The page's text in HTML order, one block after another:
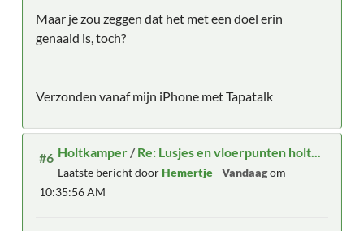
Maar je zou zeggen dat het met een doel erin
genaaid is, toch?
Verzonden vanaf mijn iPhone met Tapatalk
#6 Holtkamper /Re: Lusjes en vloerpunten holt...
Laatste bericht doorHemertje-Vandaagom
10:35:56 AM